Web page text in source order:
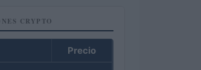
CRYPTO
Precio